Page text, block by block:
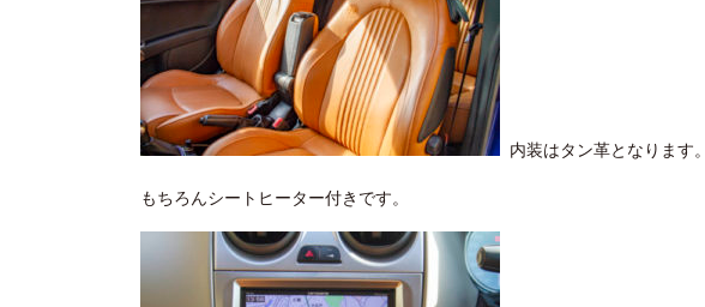
内装はタン革となります。
もちろんシートヒーター付きです。